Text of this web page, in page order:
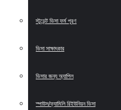
স্টুডেন্ট ভিসা ফর্ম পূরণ
ভিসা সাক্ষাৎকার
ভিসার জন্য অ্যাপিল
স্পাউস/ফ্যামিলি রিইউনিয়ন ভিসা